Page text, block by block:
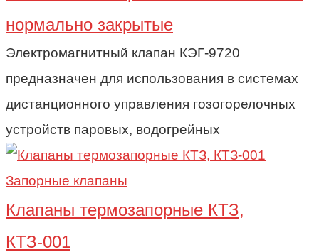
нормально закрытые
Электромагнитный клапан КЭГ-9720
предназначен для использования в системах
дистанционного управления гозогорелочных
устройств паровых, водогрейных
Запорные клапаны
Клапаны термозапорные КТЗ,
КТЗ-001